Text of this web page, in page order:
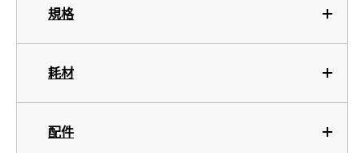
規格
耗材
配件